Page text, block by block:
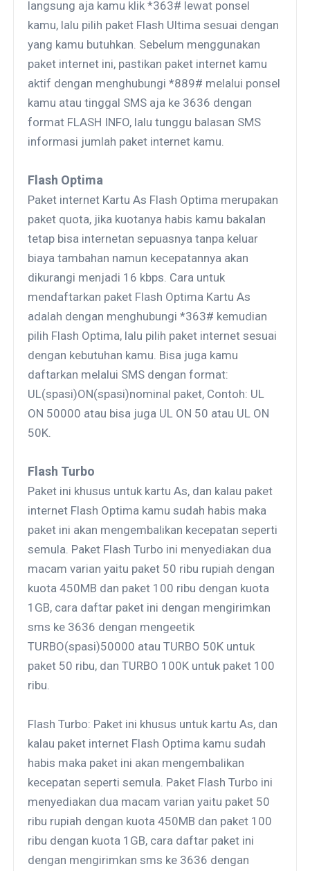
langsung aja kamu klik *363# lewat ponsel
kamu, lalu pilih paket Flash Ultima sesuai dengan
yang kamu butuhkan. Sebelum menggunakan
paket internet ini, pastikan paket internet kamu
aktif dengan menghubungi *889# melalui ponsel
kamu atau tinggal SMS aja ke 3636 dengan
format FLASH INFO, lalu tunggu balasan SMS
informasi jumlah paket internet kamu.
Flash Optima
Paket internet Kartu As Flash Optima merupakan
paket quota, jika kuotanya habis kamu bakalan
tetap bisa internetan sepuasnya tanpa keluar
biaya tambahan namun kecepatannya akan
dikurangi menjadi 16 kbps. Cara untuk
mendaftarkan paket Flash Optima Kartu As
adalah dengan menghubungi *363# kemudian
pilih Flash Optima, lalu pilih paket internet sesuai
dengan kebutuhan kamu. Bisa juga kamu
daftarkan melalui SMS dengan format:
UL(spasi)ON(spasi)nominal paket, Contoh: UL
ON 50000 atau bisa juga UL ON 50 atau UL ON
50K.
Flash Turbo
Paket ini khusus untuk kartu As, dan kalau paket
internet Flash Optima kamu sudah habis maka
paket ini akan mengembalikan kecepatan seperti
semula. Paket Flash Turbo ini menyediakan dua
macam varian yaitu paket 50 ribu rupiah dengan
kuota 450MB dan paket 100 ribu dengan kuota
1GB, cara daftar paket ini dengan mengirimkan
sms ke 3636 dengan mengeetik
TURBO(spasi)50000 atau TURBO 50K untuk
paket 50 ribu, dan TURBO 100K untuk paket 100
ribu.
Flash Turbo: Paket ini khusus untuk kartu As, dan
kalau paket internet Flash Optima kamu sudah
habis maka paket ini akan mengembalikan
kecepatan seperti semula. Paket Flash Turbo ini
menyediakan dua macam varian yaitu paket 50
ribu rupiah dengan kuota 450MB dan paket 100
ribu dengan kuota 1GB, cara daftar paket ini
dengan mengirimkan sms ke 3636 dengan